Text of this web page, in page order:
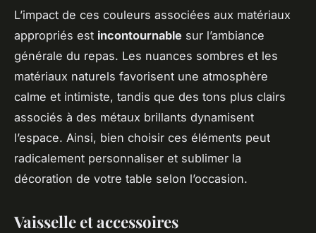
L’impact de ces couleurs associées aux matériaux
appropriés est incontournable sur l’ambiance
générale du repas. Les nuances sombres et les
matériaux naturels favorisent une atmosphère
calme et intimiste, tandis que des tons plus clairs
associés à des métaux brillants dynamisent
l’espace. Ainsi, bien choisir ces éléments peut
radicalement personnaliser et sublimer la
décoration de votre table selon l’occasion.
Vaisselle et accessoires